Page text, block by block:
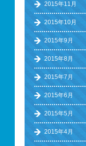
2015年11月
2015年10月
2015年9月
2015年8月
2015年7月
2015年6月
2015年5月
2015年4月